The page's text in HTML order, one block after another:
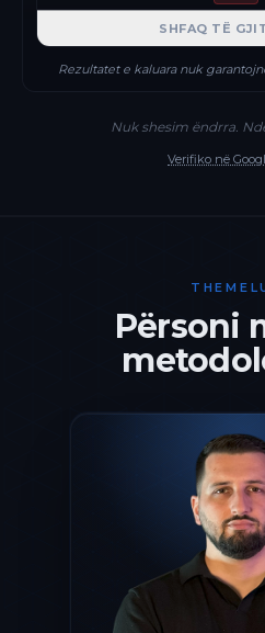
SHFAQ TË
Rezultatet e kaluara nuk
Nuk shesim ëndrra.
Verifiko në
Përsoni